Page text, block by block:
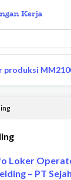
MM2100
Loker
– PT